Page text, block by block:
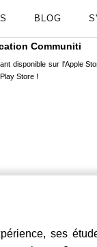
BLOG
Communiti
disponible sur l'Apple
Store !
ses